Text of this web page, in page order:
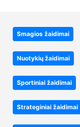
Smagios žaidimai
Nuotykių žaidimai
Sportiniai žaidimai
Strateginiai žaidimai